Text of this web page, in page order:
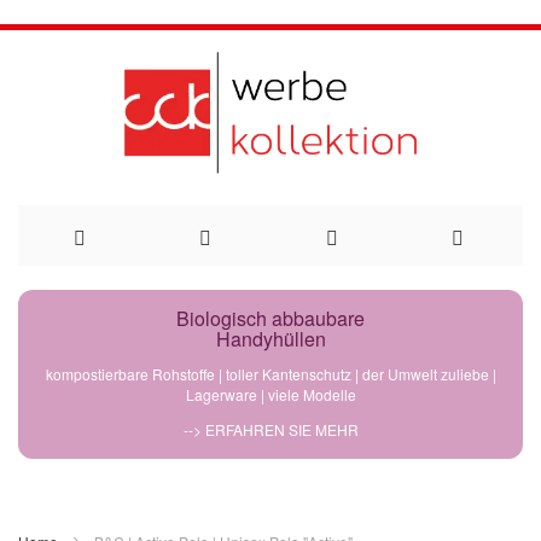
Direkt
Biologisch abbaubare
Handyhüllen
kompostierbare Rohstoffe | toller Kantenschutz | der Umwelt zuliebe |
Lagerware | viele Modelle
--> ERFAHREN SIE MEHR